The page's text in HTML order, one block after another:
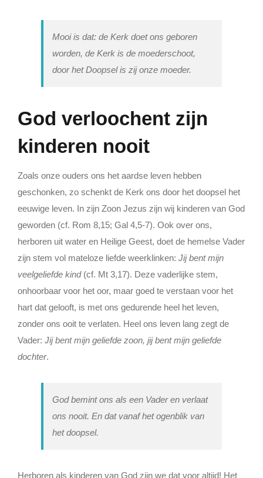
Mooi is dat: de Kerk doet ons geboren
worden, de Kerk is de moederschoot,
door het Doopsel is zij onze moeder.
God verloochent zijn
kinderen nooit
Zoals onze ouders ons het aardse leven hebben
geschonken, zo schenkt de Kerk ons door het doopsel het
eeuwige leven. In zijn Zoon Jezus zijn wij kinderen van God
geworden (cf. Rom 8,15; Gal 4,5-7). Ook over ons,
herboren uit water en Heilige Geest, doet de hemelse Vader
zijn stem vol mateloze liefde weerklinken: Jij bent mijn
veelgeliefde kind(cf. Mt 3,17). Deze vaderlijke stem,
onhoorbaar voor het oor, maar goed te verstaan voor het
hart dat gelooft, is met ons gedurende heel het leven,
zonder ons ooit te verlaten. Heel ons leven lang zegt de
Vader: Jij bent mijn geliefde zoon, jij bent mijn geliefde
dochter.
God bemint ons als een Vader en verlaat
ons nooit. En dat vanaf het ogenblik van
het doopsel.
Herboren als kinderen van God zijn we dat voor altijd! Het